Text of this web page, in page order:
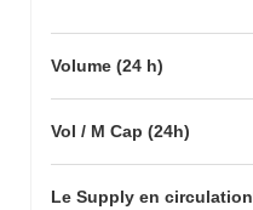
Volume (24 h)
Vol / M Cap (24h)
Le Supply en circulation